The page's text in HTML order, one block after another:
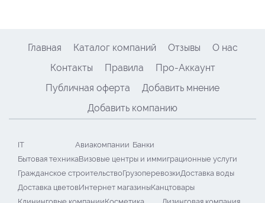
Главная Каталог компаний Отзывы
О нас
Контакты
Правила
Про-Аккаунт
Публичная оферта
Добавить мнение
Добавить компанию
IT Авиакомпании Банки
Бытовая техникаВизовые центры и иммиграционные услуги
Гражданское строительствоГрузоперевозкиДоставка воды
Доставка цветовИнтернет магазиныКанцтовары